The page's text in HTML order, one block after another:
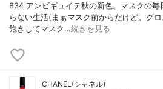
834 アンビギュイテ秋の新色。マスクの毎
らない生活(まぁマスク前からだけど。グ
飽きしてマスク…続きを見る
CHANEL(シャネル)